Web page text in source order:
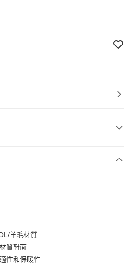
以上)免運費
以上)免運費
羊毛材質
質鞋面
性和保暖性